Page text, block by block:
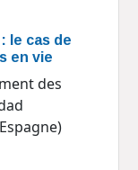
le cas de
en vie
des